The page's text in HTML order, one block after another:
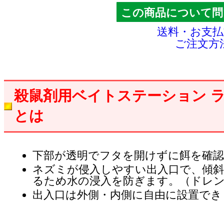
この商品について
送料・お支
ご注文方
殺鼠剤用ベイトステーション
とは
下部が透明でフタを開けずに餌を確
ネズミが侵入しやすい出入口で、傾
るため水の浸入を防ぎます。（ドレ
出入口は外側・内側に自由に設置で